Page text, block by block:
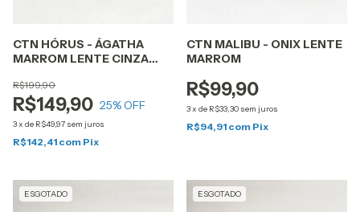
CTN HÓRUS - ÁGATHA
MARROM LENTE CINZA
R$149,90
R$199,90
25% OFF
3x de R$49,97 sem juros
R$142,41 com Pix
CTN MALIBU - ONIX LENTE
MARROM
R$99,90
3x de R$33,30 sem juros
R$94,91 com Pix
ESGOTADO ESGOTADO